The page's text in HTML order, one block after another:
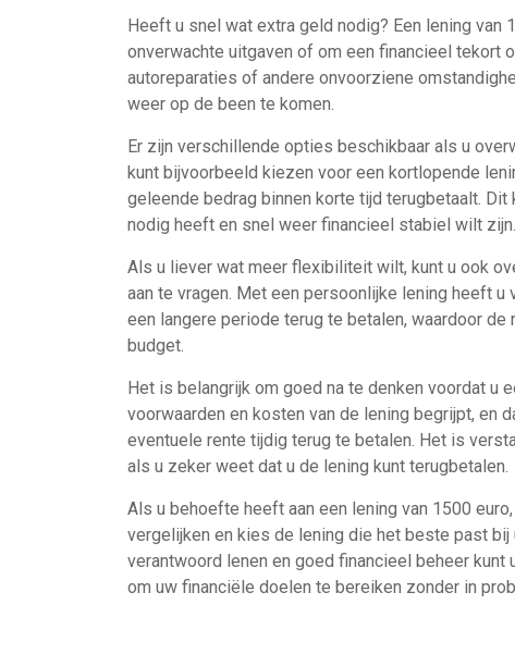
Heeft u snel wat extra geld nodig? Een lening
onverwachte uitgaven of om een financieel tekort
autoreparaties of andere onvoorziene
weer op de been te komen.
Er zijn verschillende opties beschikbaar als u
kunt bijvoorbeeld kiezen voor een kortlopende
geleende bedrag binnen korte tijd terugbetaalt.
nodig heeft en snel weer financieel stabiel wilt zijn.
Als u liever wat meer flexibiliteit wilt, kunt u ook
aan te vragen. Met een persoonlijke lening heeft
een langere periode terug te betalen, waardoor
budget.
Het is belangrijk om goed na te denken voordat u
voorwaarden en kosten van de lening begrijpt, en
eventuele rente tijdig terug te betalen. Het is
als u zeker weet dat u de lening kunt terugbetalen.
Als u behoefte heeft aan een lening van 1500
vergelijken en kies de lening die het beste past
verantwoord lenen en goed financieel beheer
om uw financiële doelen te bereiken zonder in